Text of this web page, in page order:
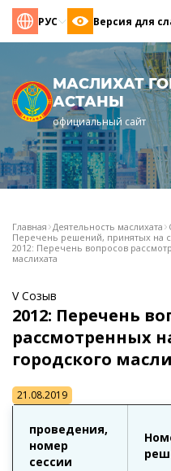
РУС Версия для
МАСЛИХАТ
АСТАНЫ
официальный сайт
Главная Деятельность маслихата
Перечень решений, принятых на
2012: Перечень вопросов
маслихата
V Созыв
2012: Перечень
рассмотренных
городского
21.08.2019
проведения,
номер
сессии